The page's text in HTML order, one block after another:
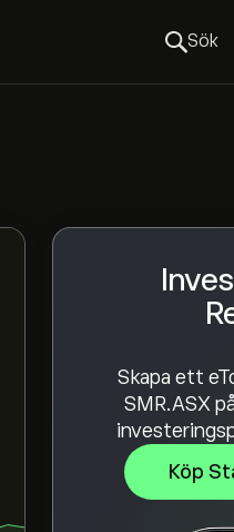
Sök
Skapa ett
SMR.ASX
Köp